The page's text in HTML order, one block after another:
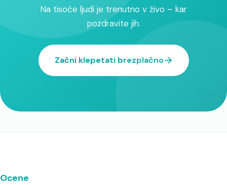
Na tisoče ljudi je trenutno v živo – kar
pozdravite jih.
Začni klepetati brezplačno
Ocene